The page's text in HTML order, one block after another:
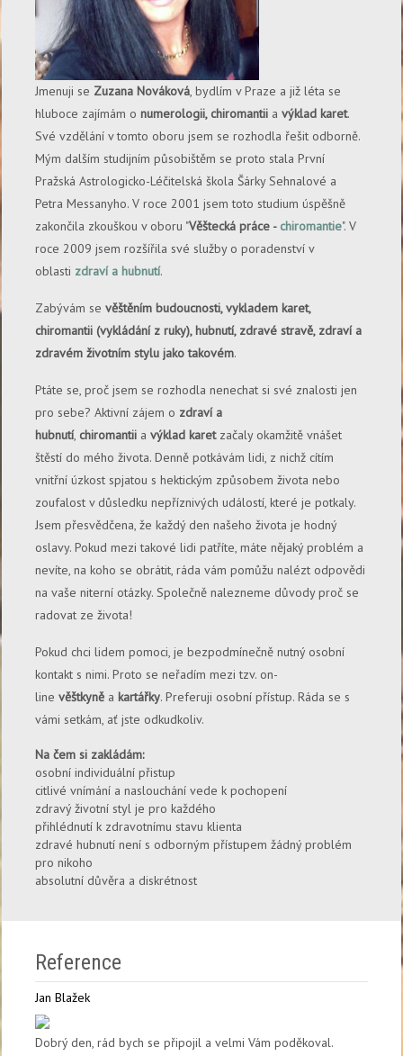
Jmenuji se Zuzana Nováková, bydlím v Praze a již léta se
hluboce zajímám onumerologii, chiromantii avýklad karet.
Své vzdělání v tomto oboru jsem se rozhodla řešit odborně.
Mým dalším studijním působištěm se proto stala První
Pražská Astrologicko-Léčitelská škola Šárky Sehnalové a
Petra Messanyho. V roce 2001 jsem toto studium úspěšně
zakončila zkouškou v oboru "Věštecká práce - chiromantie". V
roce 2009 jsem rozšířila své služby o poradenství v
oblasti zdraví a hubnutí.
Zabývám sevěštěním budoucnosti, vykladem karet,
chiromantii (vykládání z ruky), hubnutí, zdravé stravě, zdraví a
zdravém životním stylu jako takovém.
Ptáte se, proč jsem se rozhodla nenechat si své znalosti jen
pro sebe? Aktivní zájem o zdraví a
hubnutí, chiromantii avýklad karetzačaly okamžitě vnášet
štěstí do mého života. Denně potkávám lidi, z nichž cítím
vnitřní úzkost spjatou s hektickým způsobem života nebo
zoufalost v důsledku nepříznivých událostí, které je potkaly.
Jsem přesvědčena, že každý den našeho života je hodný
oslavy. Pokud mezi takové lidi patříte, máte nějaký problém a
nevíte, na koho se obrátit, ráda vám pomůžu nalézt odpovědi
na vaše niterní otázky. Společně nalezneme důvody proč se
radovat ze života!
Pokud chci lidem pomoci, je bezpodmínečně nutný osobní
kontakt s nimi. Proto se neřadím mezi tzv. on-
linevěštkyně akartářky. Preferuji osobní přístup. Ráda se s
vámi setkám, ať jste odkudkoliv.
Na čem si zakládám:
osobní individuální přistup
citlivé vnímání a naslouchání vede k pochopení
zdravý životní styl je pro každého
přihlédnutí k zdravotnímu stavu klienta
zdravé hubnutí není s odborným přístupem žádný problém
pro nikoho
absolutní důvěra a diskrétnost
Reference
Jan Blažek
Dobrý den, rád bych se připojil a velmi Vám poděkoval.